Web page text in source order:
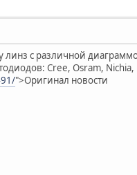
с различной
Cree, Osram, Nichia,
">Оригинал новости